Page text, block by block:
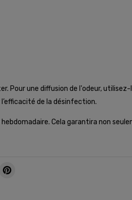
Pour une diffusion de l'odeur,
de la désinfection.
Cela garantira non